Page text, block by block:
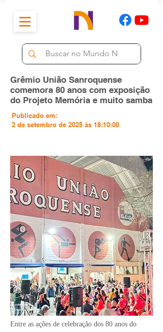
Grêmio União Sanroquense
comemora 80 anos com exposição
do Projeto Memória e muito samba
Publicado em:
2 de setembro de 2025 às 18:10:00
Divulgação
Crédito Imagem:
Entre as ações de celebração dos 80 anos do